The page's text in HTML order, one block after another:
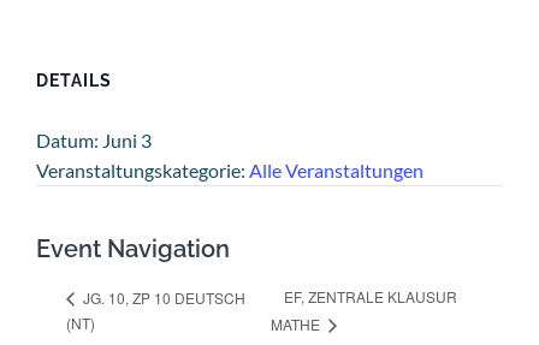
DETAILS
Datum: Juni 3
Veranstaltungskategorie: Alle Veranstaltungen
Event Navigation
JG. 10, ZP 10 DEUTSCH
(NT)
EF, ZENTRALE KLAUSUR
MATHE